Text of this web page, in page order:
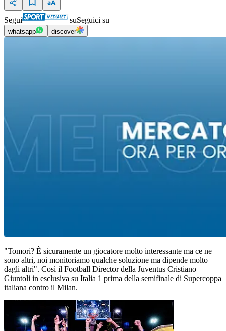
Segui suSeguici su
whatsapp discover
"Tomori? È sicuramente un giocatore molto interessante ma ce ne
sono altri, noi monitoriamo qualche soluzione ma dipende molto
dagli altri". Così il Football Director della Juventus Cristiano
Giuntoli in esclusiva su Italia 1 prima della semifinale di Supercoppa
italiana contro il Milan.